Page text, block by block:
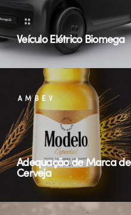
Veículo Elétrico Biomega
AMBEV
Adequação de Marca de
Cerveja